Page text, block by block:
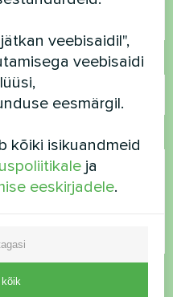
veebisaidil",
veebisaidi
eesmärgil.
kõiki isikuandmeid
ja
eeskirjadele.
kõik